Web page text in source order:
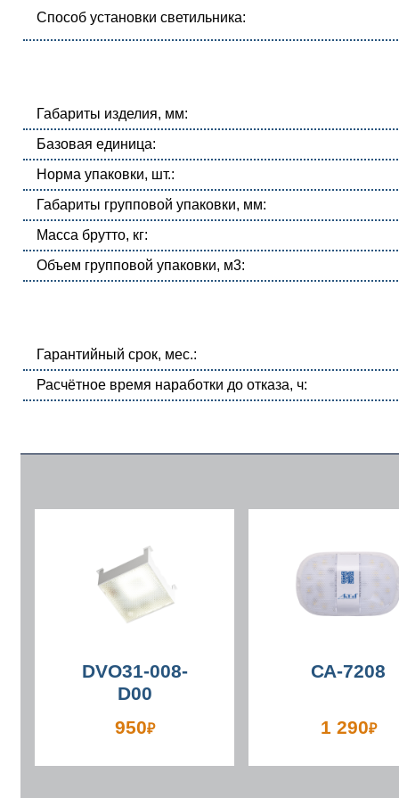
Способ установки светильника:
Габариты изделия, мм:
Базовая единица:
Норма упаковки, шт.:
Габариты групповой упаковки, мм:
Масса брутто, кг:
Объем групповой упаковки, м3:
Гарантийный срок, мес.:
Расчётное время наработки до отказа, ч:
DVO31-008-
D00
950₽
СА-7208
1 290₽